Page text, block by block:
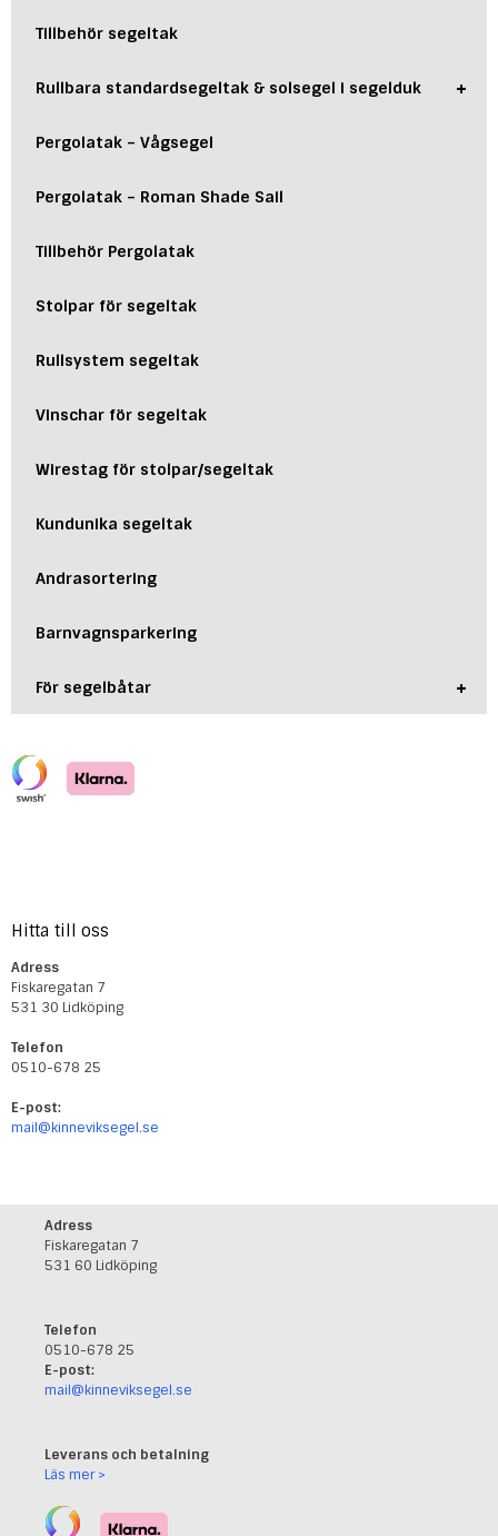
Tillbehör segeltak
+
Rullbara standardsegeltak & solsegel i segelduk
Pergolatak – Vågsegel
Pergolatak – Roman Shade Sail
Tillbehör Pergolatak
Stolpar för segeltak
Rullsystem segeltak
Vinschar för segeltak
Wirestag för stolpar/segeltak
Kundunika segeltak
Andrasortering
Barnvagnsparkering
+
För segelbåtar
Hitta till oss
Adress
Fiskaregatan 7
531 30 Lidköping
Telefon
0510-678 25
E-post:
mail@kinneviksegel.se
Adress
Fiskaregatan 7
531 60 Lidköping
Telefon
0510-678 25
E-post:
mail@kinneviksegel.se
Leverans och betalning
Läs mer >